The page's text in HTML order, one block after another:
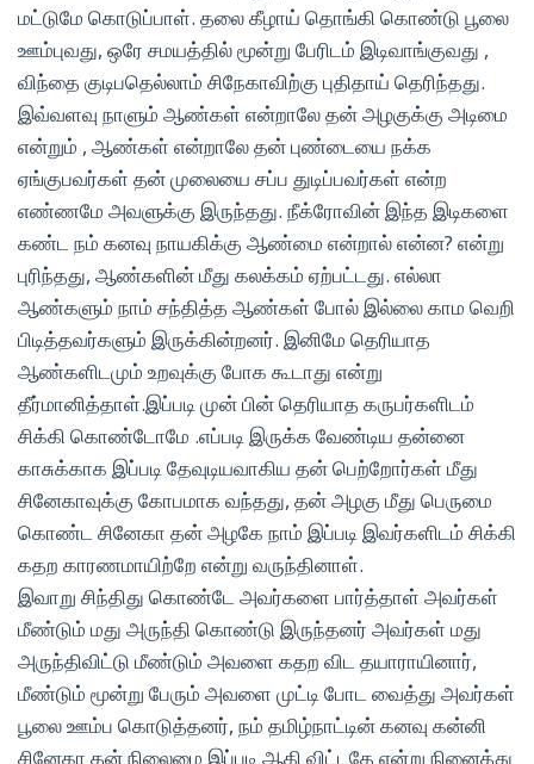
மட்டுமே கொடுப்பாள். தலை கீழாய் தொங்கி கொண்டு பூலை
ஊம்புவது, ஒரே சமயத்தில் மூன்று பேரிடம் இடிவாங்குவது ,
விந்தை குடிபதெல்லாம் சிநேகாவிற்கு புதிதாய் தெரிந்தது.
இவ்வளவு நாளும் ஆண்கள் என்றாலே தன் அழகுக்கு அடிமை
என்றும் , ஆண்கள் என்றாலே தன் புண்டையை நக்க
ஏங்குபவர்கள் தன் முலையை சப்ப துடிப்பவர்கள் என்ற
எண்ணமே அவளுக்கு இருந்தது. நீக்ரோவின் இந்த இடிகளை
கண்ட நம் கனவு நாயகிக்கு ஆண்மை என்றால் என்ன? என்று
புரிந்தது, ஆண்களின் மீது கலக்கம் ஏற்பட்டது. எல்லா
ஆண்களும் நாம் சந்தித்த ஆண்கள் போல் இல்லை காம வெறி
பிடித்தவர்களும் இருக்கின்றனர். இனிமே தெரியாத
ஆண்களிடமும் உறவுக்கு போக கூடாது என்று
தீர்மானித்தாள்.இப்படி முன் பின் தெரியாத கருபர்களிடம்
சிக்கி கொண்டோமே .எப்படி இருக்க வேண்டிய தன்னை
காசுக்காக இப்படி தேவுடியவாகிய தன் பெற்றோர்கள் மீது
சினேகாவுக்கு கோபமாக வந்தது, தன் அழகு மீது பெருமை
கொண்ட சினேகா தன் அழகே நாம் இப்படி இவர்களிடம் சிக்கி
கதற காரணமாயிற்றே என்று வருந்தினாள்.
இவாறு சிந்திது கொண்டே அவர்களை பார்த்தாள் அவர்கள்
மீண்டும் மது அருந்தி கொண்டு இருந்தனர் அவர்கள் மது
அருந்திவிட்டு மீண்டும் அவளை கதற விட தயாராயினார்,
மீண்டும் மூன்று பேரும் அவளை முட்டி போட வைத்து அவர்கள்
பூலை ஊம்ப கொடுத்தனர், நம் தமிழ்நாட்டின் கனவு கன்னி
சினேகா தன் நிலைமை இப்படி ஆகி விட்டதே என்று நினைத்து